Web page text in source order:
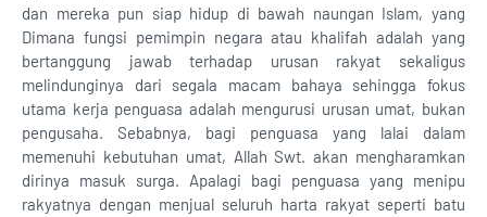
dan mereka pun siap hidup di bawah naungan Islam, yang
Dimana fungsi pemimpin negara atau khalifah adalah yang
bertanggung jawab terhadap urusan rakyat sekaligus
melindunginya dari segala macam bahaya sehingga fokus
utama kerja penguasa adalah mengurusi urusan umat, bukan
pengusaha. Sebabnya, bagi penguasa yang lalai dalam
memenuhi kebutuhan umat, Allah Swt. akan mengharamkan
dirinya masuk surga. Apalagi bagi penguasa yang menipu
rakyatnya dengan menjual seluruh harta rakyat seperti batu